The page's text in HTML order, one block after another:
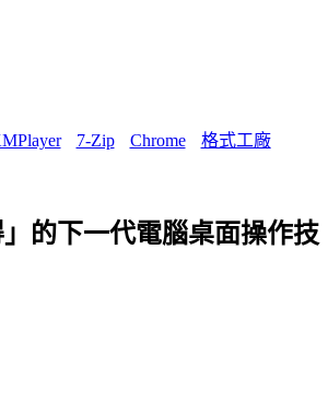
7-Zip Chrome 格式工廠
」的下一代電腦桌面操作技